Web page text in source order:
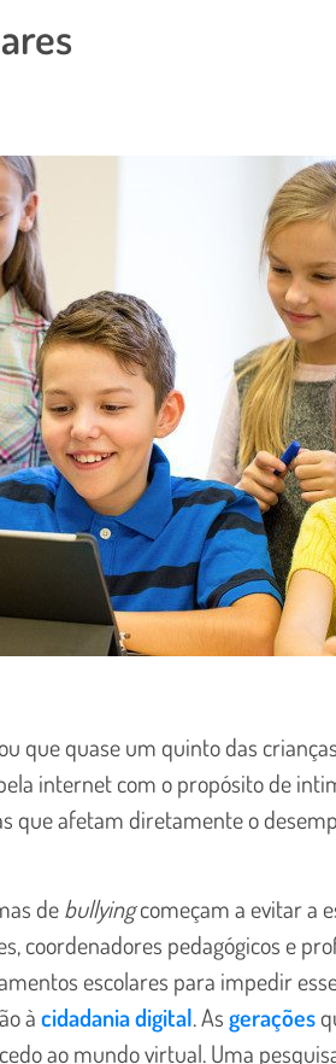
que quase um quinto das
internet com o propósito de
que afetam diretamente o
debullyingcomeçam a evitar a
coordenadores pedagógicos e
escolares para impedir
àcidadania digital. Asgerações
ao mundo virtual. Uma